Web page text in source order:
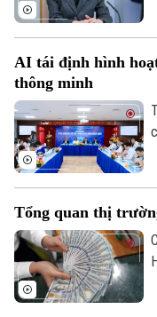
Đánh giá
Di tích
Y tế
Tư vấn sức khỏe
Thể thao
Bóng đá
Quần vợt
Golf
Giải trí
Tin tức
Sao
Điện ảnh
Thời trang
Âm nhạc
Đã phát sóng
AI tái định hình
thông minh
Tổng quan thị